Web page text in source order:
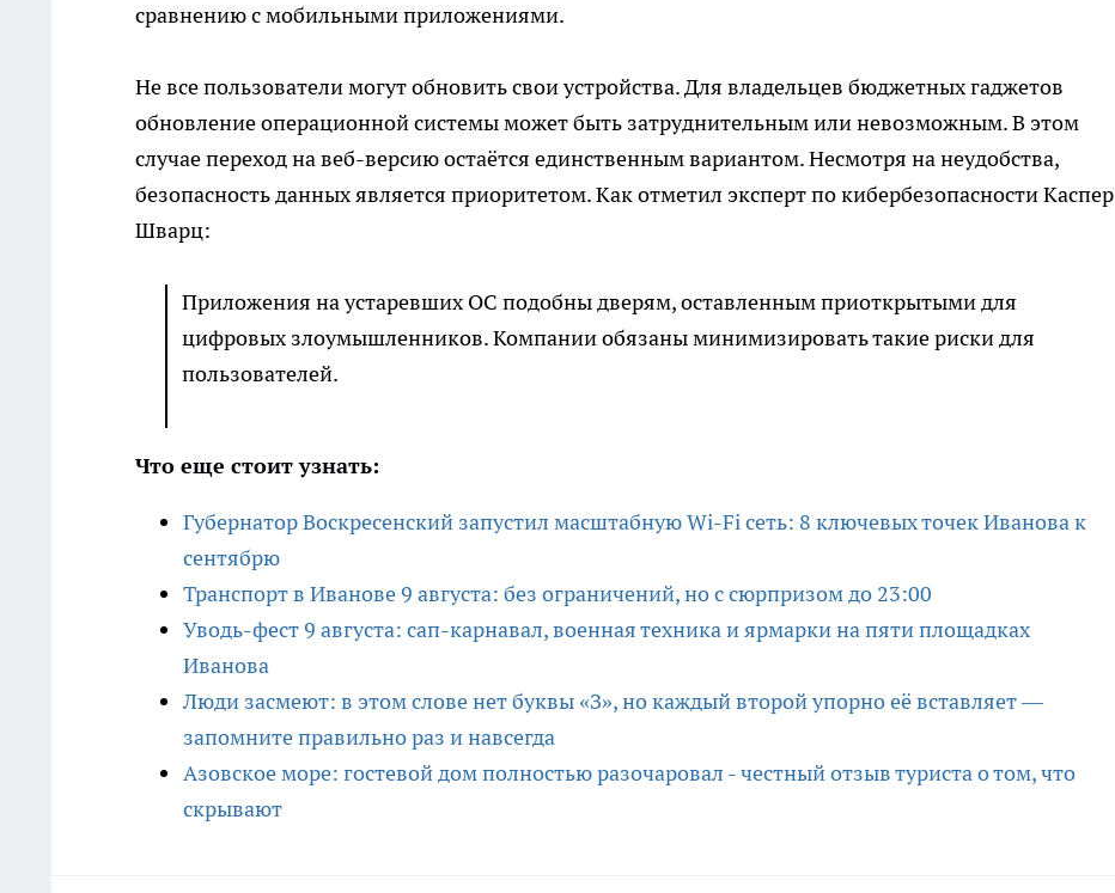
сравнению с мобильными приложениями.
Не все пользователи могут обновить свои устройства. Для владельцев бюджетных гаджетов
обновление операционной системы может быть затруднительным или невозможным. В этом
случае переход на веб-версию остаётся единственным вариантом. Несмотря на неудобства,
безопасность данных является приоритетом. Как отметил эксперт по кибербезопасности Каспер
Шварц:
Приложения на устаревших ОС подобны дверям, оставленным приоткрытыми для
цифровых злоумышленников. Компании обязаны минимизировать такие риски для
пользователей.
Что еще стоит узнать:
Губернатор Воскресенский запустил масштабную Wi-Fi сеть: 8 ключевых точек Иванова к
сентябрю
Транспорт в Иванове 9 августа: без ограничений, но с сюрпризом до 23:00
Уводь-фест 9 августа: сап-карнавал, военная техника и ярмарки на пяти площадках
Иванова
Люди засмеют: в этом слове нет буквы «З», но каждый второй упорно её вставляет —
запомните правильно раз и навсегда
Азовское море: гостевой дом полностью разочаровал - честный отзыв туриста о том, что
скрывают